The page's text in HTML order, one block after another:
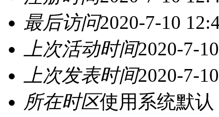
最后访问2020-7-10
上次活动时间2020-7-
上次发表时间2020-7-
所在时区使用系统默认